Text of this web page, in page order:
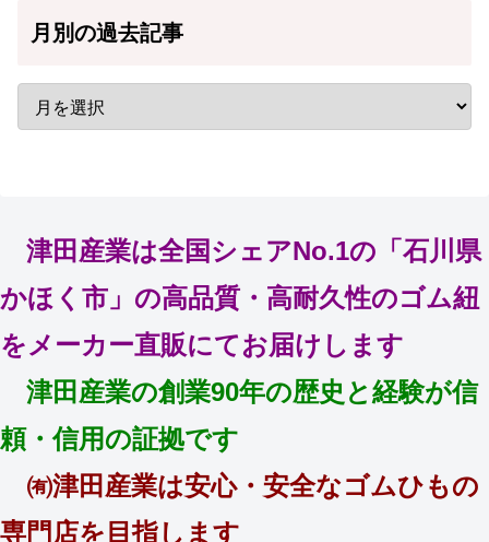
月別の過去記事
津田産業は全国シェアNo.1の「石川県
かほく市」の高品質・高耐久性のゴム紐
をメーカー直販にてお届けします
津田産業の創業90年の歴史と経験が信
頼・信用の証拠です
㈲津田産業は安心・安全なゴムひもの
専門店を目指します